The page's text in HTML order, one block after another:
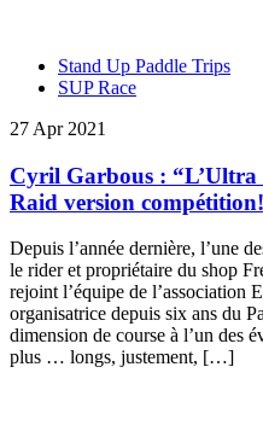
Stand Up Paddle Trips
SUP Race
27 Apr 2021
Cyril Garbous : “L’Ultra
Raid version
Depuis l’année dernière, l’une
le rider et propriétaire du shop
rejoint l’équipe de l’association
organisatrice depuis six ans du
dimension de course à l’un des
plus … longs, justement, […]